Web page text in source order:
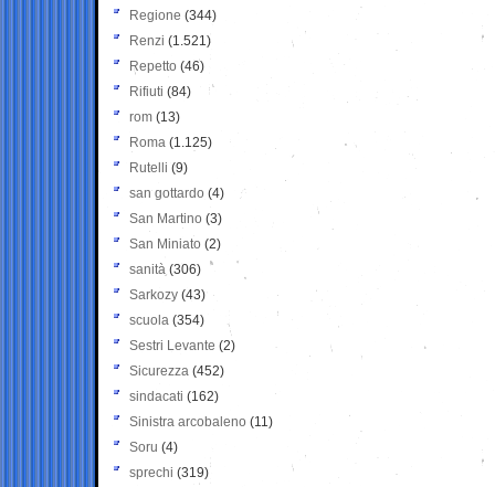
Regione (344)
Renzi (1.521)
Repetto (46)
Rifiuti (84)
rom (13)
Roma (1.125)
Rutelli (9)
san gottardo (4)
San Martino (3)
San Miniato (2)
sanità (306)
Sarkozy (43)
scuola (354)
Sestri Levante (2)
Sicurezza (452)
sindacati (162)
Sinistra arcobaleno (11)
Soru (4)
sprechi (319)